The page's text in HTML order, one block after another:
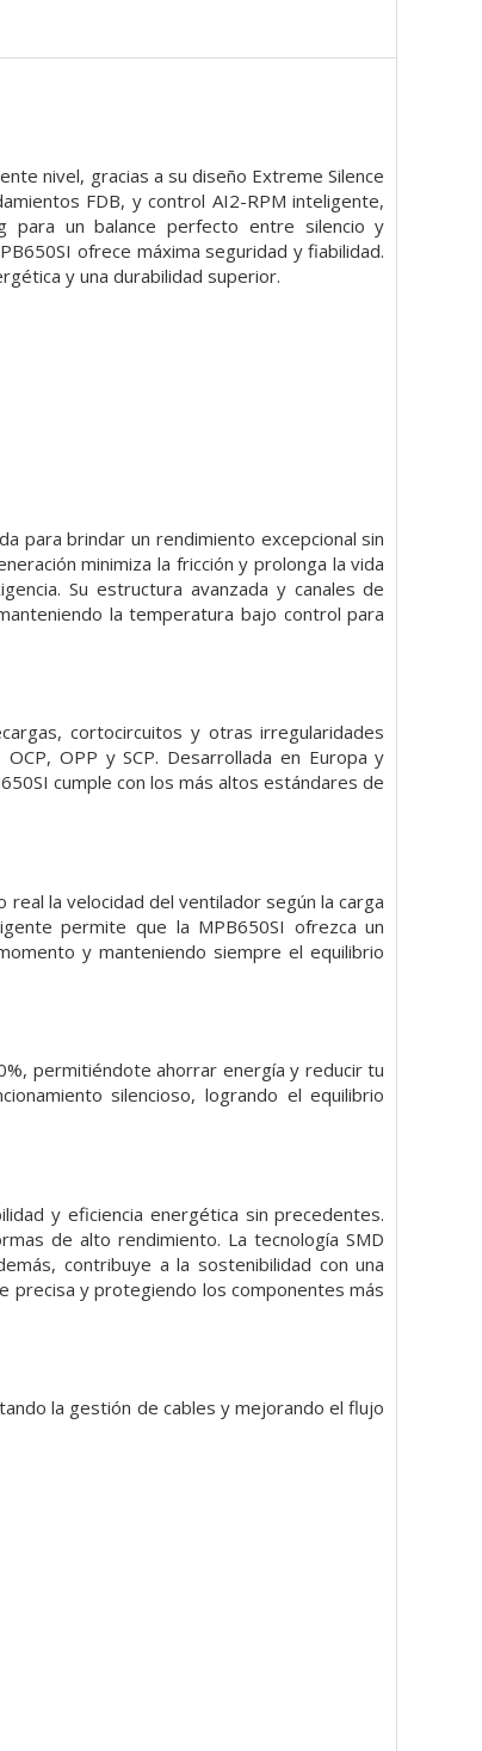
nivel, gracias a su diseño Extreme Silence
FDB, y control AI2-RPM inteligente,
para un balance perfecto entre silencio y
ofrece máxima seguridad y fiabilidad.
y una durabilidad superior.
para brindar un rendimiento excepcional sin
minimiza la fricción y prolonga la vida
Su estructura avanzada y canales de
la temperatura bajo control para
cortocircuitos y otras irregularidades
OPP y SCP. Desarrollada en Europa y
cumple con los más altos estándares de
la velocidad del ventilador según la carga
permite que la MPB650SI ofrezca un
y manteniendo siempre el equilibrio
permitiéndote ahorrar energía y reducir tu
silencioso, logrando el equilibrio
y eficiencia energética sin precedentes.
de alto rendimiento. La tecnología SMD
contribuye a la sostenibilidad con una
precisa y protegiendo los componentes más
la gestión de cables y mejorando el flujo